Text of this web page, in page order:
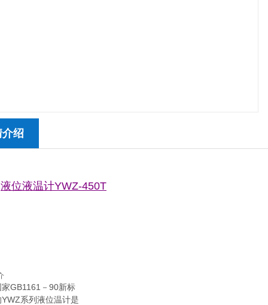
绍
液位液温计YWZ-450T
GB1161－90新标
系列液位温计是